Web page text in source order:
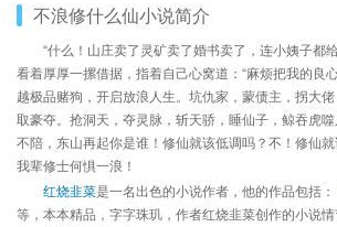
不浪修什么仙小说简介
“什么！山庄卖了灵矿卖了婚书卖了，连小姨子都
看着厚厚一摞借据，指着自己心窝道：“麻烦把我的良
越极品赌狗，开启放浪人生。坑仇家，蒙债主，拐大
取豪夺。抢洞天，夺灵脉，斩天骄，睡仙子，鲸吞虎
不陪，东山再起你是谁！修仙就该低调吗？不！修仙就
我辈修士何惧一浪！
红烧韭菜是一名出色的小说作者，他的作品包括：
等，本本精品，字字珠玑，作者红烧韭菜创作的小说